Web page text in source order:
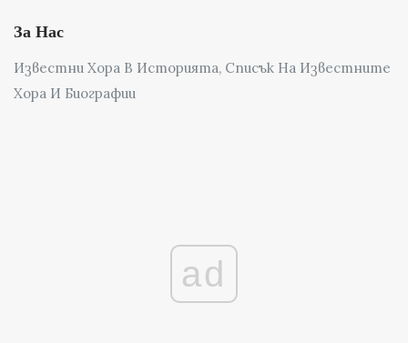
За Нас
Известни Хора В Историята, Списък На Известните
Хора И Биографии
ad